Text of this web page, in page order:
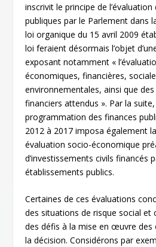
inscrivit le principe de
publiques par le Parlement dans
loi organique du 15 avril 2009
loi feraient désormais l’objet
exposant notamment «
économiques, financières,
environnementales, ainsi que
financiers attendus ». Par la
programmation des finances
2012 à 2017 imposa également
évaluation socio-économique
d’investissements civils financés
établissements publics.
Certaines de ces évaluations
des situations de risque social et
des défis à la mise en œuvre des
la décision. Considérons par